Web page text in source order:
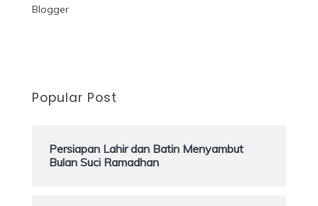
Popular Post
Persiapan Lahir dan Batin Menyambut
Bulan Suci Ramadhan